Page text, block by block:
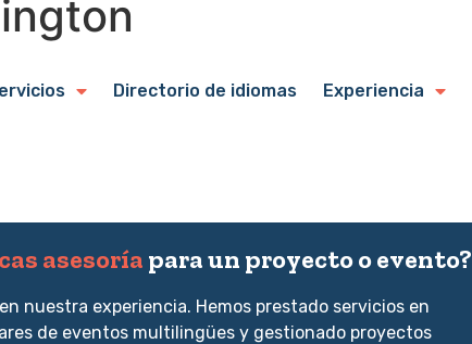
Directorio de idiomas Experiencia
asesoría para un proyecto o evento?
nuestra experiencia. Hemos prestado servicios en
de eventos multilingües y gestionado proyectos